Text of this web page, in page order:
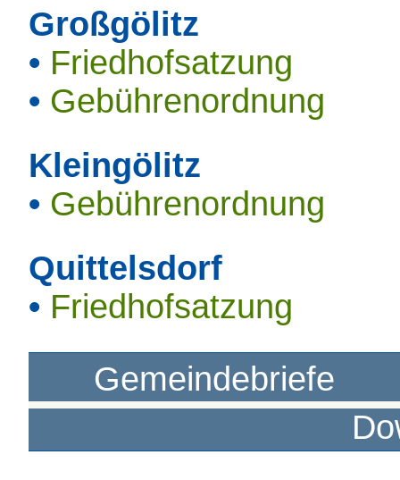
Großgölitz
• Friedhofsatzung
• Gebührenordnung
Kleingölitz
• Gebührenordnung
Quittelsdorf
• Friedhofsatzung
Gemeindebriefe